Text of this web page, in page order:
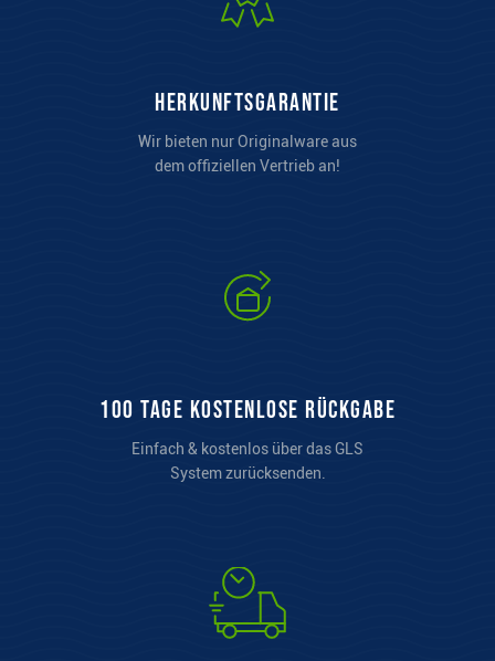
Herkunftsgarantie
Wir bieten nur Originalware aus
dem offiziellen Vertrieb an!
100 Tage kostenlose Rückgabe
Einfach & kostenlos über das GLS
System zurücksenden.